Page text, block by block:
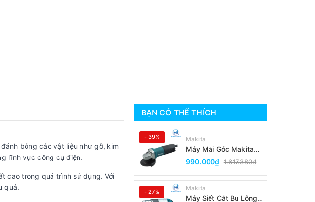
bóng các vật liệu như gỗ, kim
lĩnh vực công cụ điện.
cao trong quá trình sử dụng. Với
quả.
BẠN CÓ THỂ THÍCH
- 39% Makita
Máy Mài Góc Makita
9553B(100MM/Công
Tắc Đuôi)
990.000₫ 1.617.380₫
- 27% Makita
Máy Siết Cắt Bu Lông